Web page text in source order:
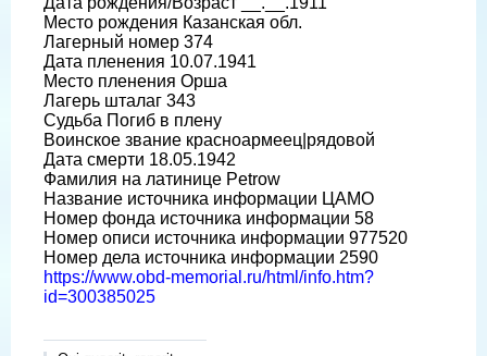
Место рождения Казанская обл.
Лагерный номер 374
Дата пленения 10.07.1941
Место пленения Орша
Лагерь шталаг 343
Судьба Погиб в плену
Воинское звание красноармеец|рядовой
Дата смерти 18.05.1942
Фамилия на латинице Petrow
Название источника информации ЦАМО
Номер фонда источника информации 58
Номер описи источника информации 977520
Номер дела источника информации 2590
https://www.obd-memorial.ru/html/info.htm?
id=300385025